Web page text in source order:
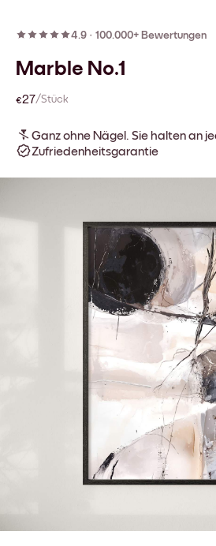
4.9 · 100.000+ Bewertungen
Marble No.1
€27/Stück
Ganz ohne Nägel. Sie halten an
Zufriedenheitsgarantie